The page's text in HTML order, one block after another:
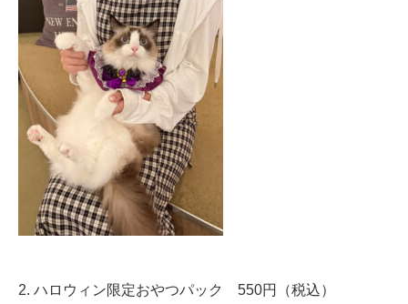
2. ハロウィン限定おやつパック 550円（税込）